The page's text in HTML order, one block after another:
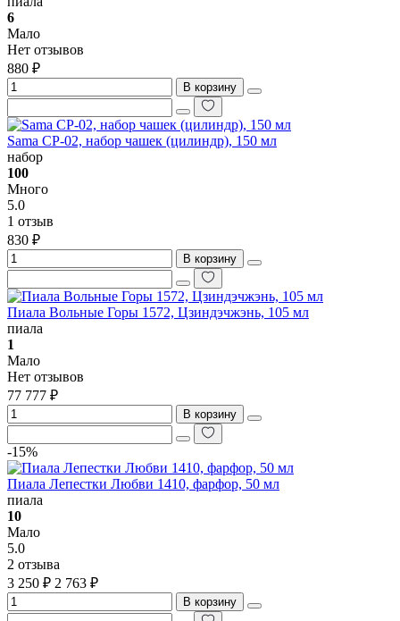
6
Мало
Нет отзывов
880 ₽
В корзину
Sama CP-02, набор чашек (цилиндр), 150 мл
набор
100
Много
5.0
1 отзыв
830 ₽
В корзину
Пиала Вольные Горы 1572, Цзиндэчжэнь, 105 мл
пиала
1
Мало
Нет отзывов
77 777 ₽
В корзину
-15%
Пиала Лепестки Любви 1410, фарфор, 50 мл
пиала
10
Мало
5.0
2 отзыва
3 250 ₽ 2 763 ₽
В корзину